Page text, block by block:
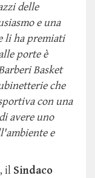
delle
e una
li ha premiati
porte è
Basket
che
con una
avere uno
e
il Sindaco